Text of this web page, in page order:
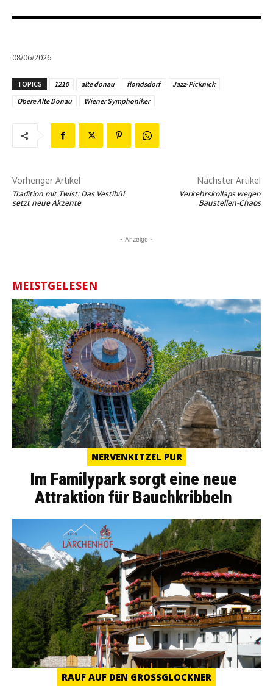
08/06/2026
TOPICS 1210 alte donau floridsdorf
Jazz-Picknick
Obere Alte Donau
Wiener Symphoniker
Vorheriger Artikel
Tradition mit Twist: Das Vestibül
setzt neue Akzente
Nächster Artikel
Verkehrskollaps wegen
Baustellen-Chaos
- Anzeige -
MEISTGELESEN
NERVENKITZEL PUR
Im Familypark sorgt eine neue
Attraktion für Bauchkribbeln
RAUF AUF DEN GROSSGLOCKNER